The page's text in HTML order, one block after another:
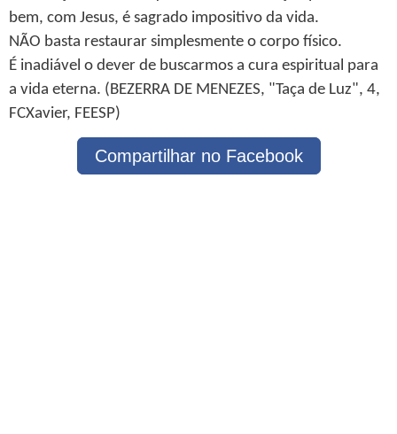
bem, com Jesus, é sagrado impositivo da vida.
NÃO basta restaurar simplesmente o corpo físico.
É inadiável o dever de buscarmos a cura espiritual para
a vida eterna. (BEZERRA DE MENEZES, "Taça de Luz", 4,
FCXavier, FEESP)
Compartilhar no Facebook